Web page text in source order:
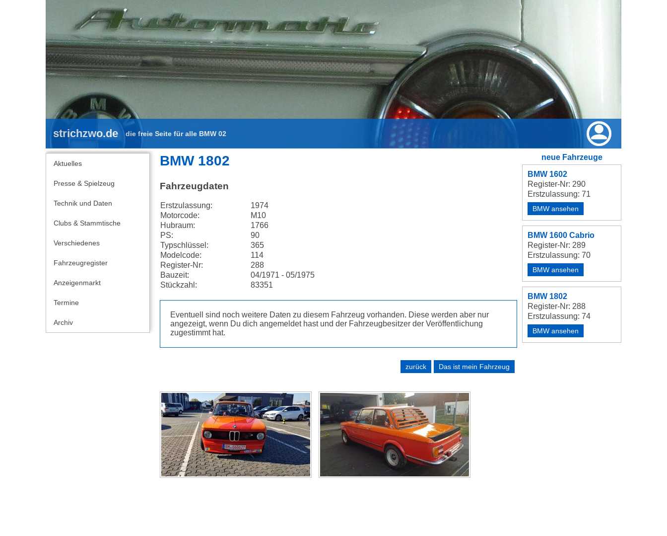
strichzwo.de die freie Seite für alle BMW 02
Aktuelles
Presse & Spielzeug
Technik und Daten
Clubs & Stammtische
Verschiedenes
Fahrzeugregister
Anzeigenmarkt
Termine
Archiv
BMW 1802
Fahrzeugdaten
Erstzulassung:
1974
Motorcode:
M10
Hubraum:
1766
PS:
90
Typschlüssel:
365
Modelcode:
114
Register-Nr:
288
Bauzeit:
04/1971 - 05/1975
Stückzahl:
83351
Eventuell sind noch weitere Daten zu diesem Fahrzeug vorhanden. Diese werden aber nur
angezeigt, wenn Du dich angemeldet hast und der Fahrzeugbesitzer der Veröffentlichung
zugestimmt hat.
Das ist mein Fahrzeug
zurück
neue Fahrzeuge
BMW 1602
Register-Nr: 290
Erstzulassung: 71
BMW ansehen
BMW 1600 Cabrio
Register-Nr: 289
Erstzulassung: 70
BMW ansehen
BMW 1802
Register-Nr: 288
Erstzulassung: 74
BMW ansehen